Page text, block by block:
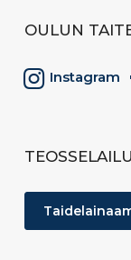
OULUN
Instagram
TEOSSELAILU